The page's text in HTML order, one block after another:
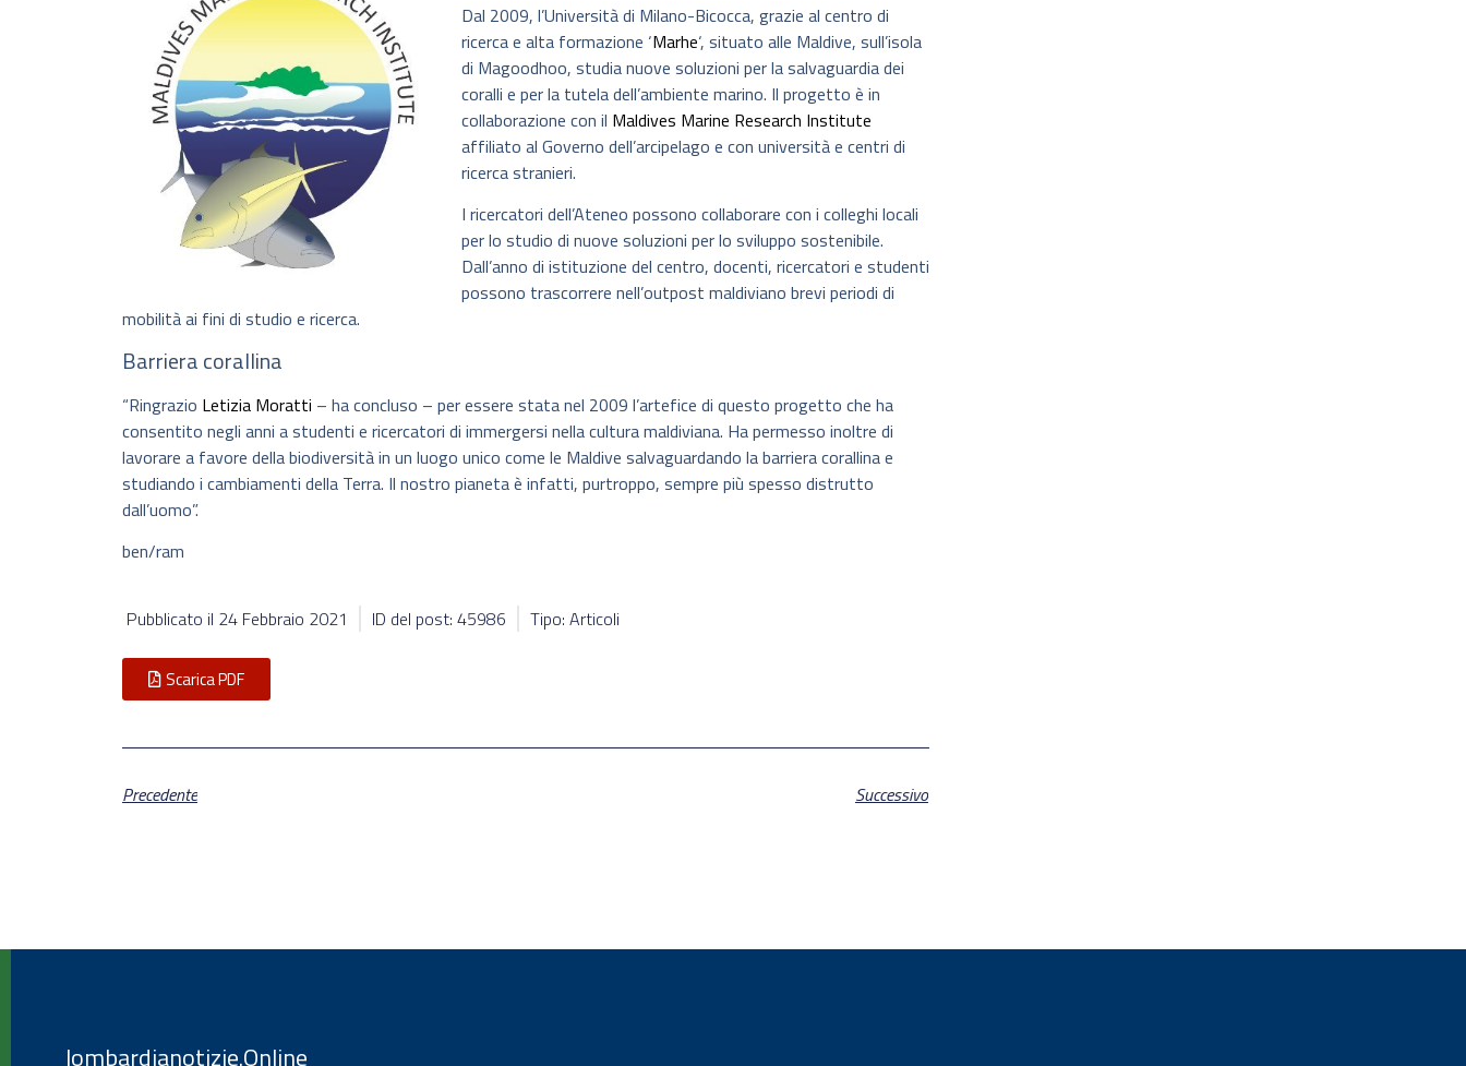
Dal 2009, l’Università di Milano-Bicocca, grazie al centro di
ricerca e alta formazione ‘Marhe‘, situato alle Maldive, sull’isola
di Magoodhoo, studia nuove soluzioni per la salvaguardia dei
coralli e per la tutela dell’ambiente marino. Il progetto è in
collaborazione con il Maldives Marine Research Institute
affiliato al Governo dell’arcipelago e con università e centri di
ricerca stranieri.
I ricercatori dell’Ateneo possono collaborare con i colleghi locali
per lo studio di nuove soluzioni per lo sviluppo sostenibile.
Dall’anno di istituzione del centro, docenti, ricercatori e studenti
possono trascorrere nell’outpost maldiviano brevi periodi di
mobilità ai fini di studio e ricerca.
Barriera corallina
“Ringrazio Letizia Moratti – ha concluso – per essere stata nel 2009 l’artefice di questo progetto che ha
consentito negli anni a studenti e ricercatori di immergersi nella cultura maldiviana. Ha permesso inoltre di
lavorare a favore della biodiversità in un luogo unico come le Maldive salvaguardando la barriera corallina e
studiando i cambiamenti della Terra. Il nostro pianeta è infatti, purtroppo, sempre più spesso distrutto
dall’uomo”.
ben/ram
Pubblicato il 24 Febbraio 2021 ID del post: 45986 Tipo: Articoli
Scarica PDF
Precedente Successivo
lombardianotizie.Online